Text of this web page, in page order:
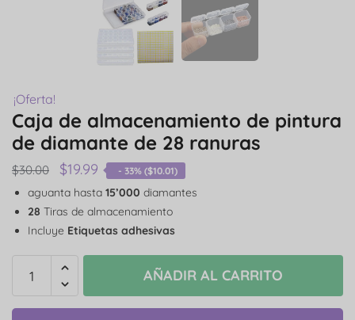
¡Oferta!
Caja de almacenamiento de pintura
de diamante de 28 ranuras
$30.00 $19.99 - 33% ($10.01)
aguanta hasta 15’000 diamantes
28 Tiras de almacenamiento
Incluye Etiquetas adhesivas
AÑADIR AL CARRITO